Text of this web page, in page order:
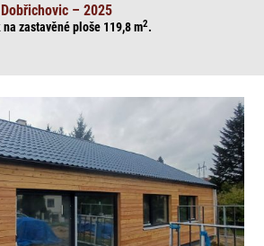
– 2025
na zastavěné ploše 119,8m2.